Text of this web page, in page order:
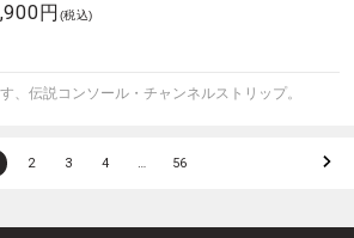
円 (税込)
、伝説コンソール・チャンネルストリップ。
2 3 4 … 56